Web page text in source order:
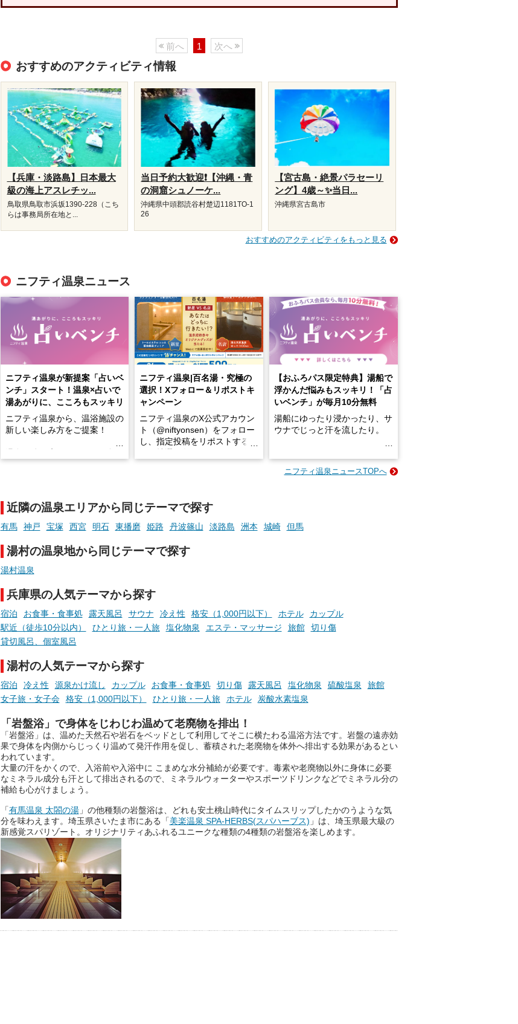
前へ 1 次へ
おすすめのアクティビティ情報
【兵庫・淡路島】日本最大
級の海上アスレチッ...
鳥取県鳥取市浜坂1390‐228（こち
らは事務局所在地と...
当日予約大歓迎❗【沖縄・青
の洞窟シュノーケ...
沖縄県中頭郡読谷村楚辺1181TO-1
26
【宮古島・絶景パラセーリ
ング】4歳～✨当日...
沖縄県宮古島市
おすすめのアクティビティをもっと見る
ニフティ温泉ニュース
ニフティ温泉が新提案「占いベ
ンチ」スタート！温泉×占いで
湯あがりに、こころもスッキリ
ニフティ温泉から、温浴施設の
新しい楽しみ方をご提案！
手相やタロットなど気軽に楽し
める占いで、“ととのう”おふろ
時間を、もっと特別に。
ニフティ温泉|百名湯・究極の
選択！Xフォロー＆リポストキ
ャンペーン
ニフティ温泉のX公式アカウン
ト（@niftyonsen）をフォロー
し、指定投稿をリポストする
【おふろパス限定特典】湯船で
浮かんだ悩みもスッキリ！「占
いベンチ」が毎月10分無料
湯船にゆったり浸かったり、サ
ウナでじっと汗を流したり。
そんな「一人でぼんやり過ごす
でくることはありませんか？
そんな心のつぶやきを、湯あが
りの温まった心のまま相談でき
ニフティ温泉の「占いベンチ」
は、そんなあなたの心のつぶや
きをプロの占い師に相談するこ
おふろパス会員様なら、この特
別なひとときを「毎月10分無
料」でご利用いただけます。
お湯で体がほぐれたら、次は占
ニフティ温泉ニュースTOPへ
近隣の温泉エリアから同じテーマで探す
有馬 神戸 宝塚 西宮 明石 東播磨 姫路 丹波篠山 淡路島 洲本 城崎 但馬
湯村の温泉地から同じテーマで探す
湯村温泉
兵庫県の人気テーマから探す
宿泊 お食事・食事処 露天風呂 サウナ 冷え性 格安（1,000円以下） ホテル
カップル
駅近（徒歩10分以内）
ひとり旅・一人旅 塩化物泉 エステ・マッサージ 旅館
切り傷
貸切風呂、個室風呂
湯村の人気テーマから探す
宿泊 冷え性 源泉かけ流し カップル お食事・食事処 切り傷 露天風呂 塩化物泉 硫酸塩泉
旅館
女子旅・女子会
格安（1,000円以下） ひとり旅・一人旅 ホテル 炭酸水素塩泉
「岩盤浴」で身体をじわじわ温めて老廃物を排出！
「岩盤浴」は、温めた天然石や岩石をベッドとして利用してそこに横たわる温浴方法です。岩盤の遠赤効
果で身体を内側からじっくり温めて発汗作用を促し、蓄積された老廃物を体外へ排出する効果があるとい
われています。
大量の汗をかくので、入浴前や入浴中に こまめな水分補給が必要です。毒素や老廃物以外に身体に必要
なミネラル成分も汗として排出されるので、ミネラルウォーターやスポーツドリンクなどでミネラル分の
補給も心がけましょう。
「有馬温泉 太閤の湯」の他種類の岩盤浴は、どれも安土桃山時代にタイムスリップしたかのうような気
分を味わえます。埼玉県さいたま市にある「美楽温泉 SPA-HERBS(スパハーブス) 」は、埼玉県最大級の
新感覚スパリゾート。オリジナリティあふれるユニークな種類の4種類の岩盤浴を楽しめます。